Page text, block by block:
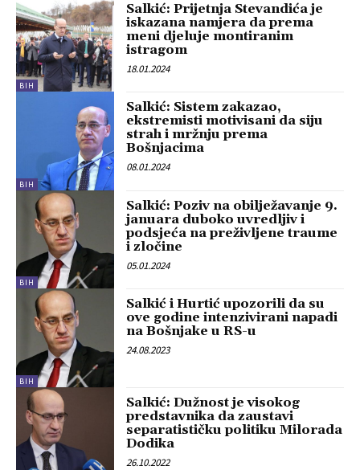
BIH
Salkić: Prijetnja Stevandića je
iskazana namjera da prema
meni djeluje montiranim
istragom
18.01.2024
BIH
Salkić: Sistem zakazao,
ekstremisti motivisani da siju
strah i mržnju prema
Bošnjacima
08.01.2024
BIH
Salkić: Poziv na obilježavanje 9.
januara duboko uvredljiv i
podsjeća na preživljene traume
i zločine
05.01.2024
BIH
Salkić i Hurtić upozorili da su
ove godine intenzivirani napadi
na Bošnjake u RS-u
24.08.2023
Salkić: Dužnost je visokog
predstavnika da zaustavi
separatističku politiku Milorada
Dodika
26.10.2022